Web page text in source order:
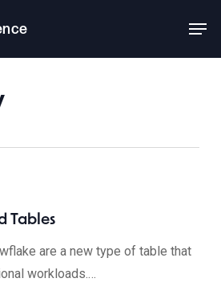
Tables
are a new type of table that
workloads.…